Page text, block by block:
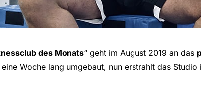
des Monats“ geht im August 2019 an das
Woche lang umgebaut, nun erstrahlt das Studio